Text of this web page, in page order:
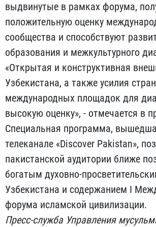
выдвинутые в рамках форума,
положительную оценку
сообщества и способствуют
образования и межкультурного
«Открытая и конструктивная
Узбекистана, а также усилия
международных площадок для
высокую оценку», - отмечается в
Специальная программа,
телеканале «Discover Pakistan»,
пакистанской аудитории ближе
богатым духовно-
Узбекистана и содержанием I
форума исламской цивилизации.
Пресс-служба Управления